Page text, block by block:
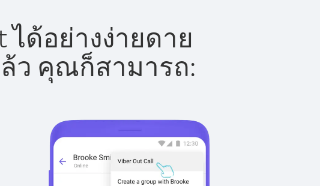
ด้อย่างง่ายดาย
ว คุณก็สามารถ: